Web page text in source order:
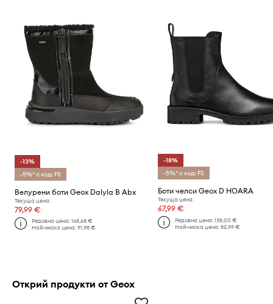
-13%
-5%* с код: FS
Велурени боти Geox Dalyla B Abx
Текуща цена:
79,99 €
Редовна цена:168,68 €
Най-ниска цена:91,98 €
-18%
-5%* с код: FS
Боти челси Geox D HOARA
Текуща цена:
67,99 €
Редовна цена: 138,00 €
Най-ниска цена: 82,99 €
Открий продукти от Geox